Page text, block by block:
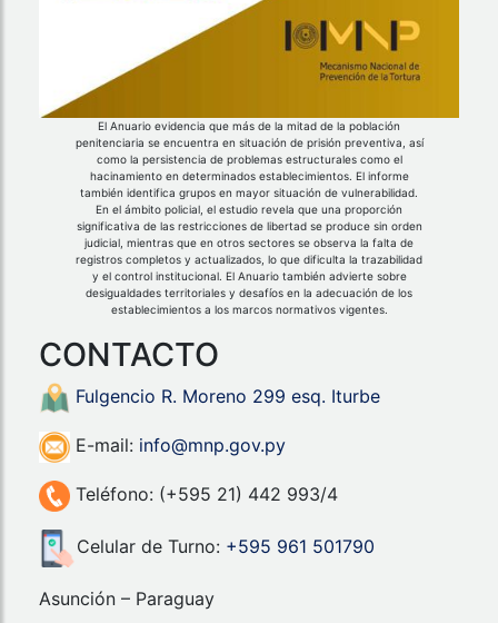
El Anuario evidencia que más de la mitad de la población
penitenciaria se encuentra en situación de prisión preventiva, así
como la persistencia de problemas estructurales como el
hacinamiento en determinados establecimientos. El informe
también identifica grupos en mayor situación de vulnerabilidad.
En el ámbito policial, el estudio revela que una proporción
significativa de las restricciones de libertad se produce sin orden
judicial, mientras que en otros sectores se observa la falta de
registros completos y actualizados, lo que dificulta la trazabilidad
y el control institucional. El Anuario también advierte sobre
desigualdades territoriales y desafíos en la adecuación de los
establecimientos a los marcos normativos vigentes.
CONTACTO
Fulgencio R. Moreno 299 esq. Iturbe
E-mail: info@mnp.gov.py
Teléfono: (+595 21) 442 993/4
Celular de Turno: +595 961 501790
Asunción – Paraguay